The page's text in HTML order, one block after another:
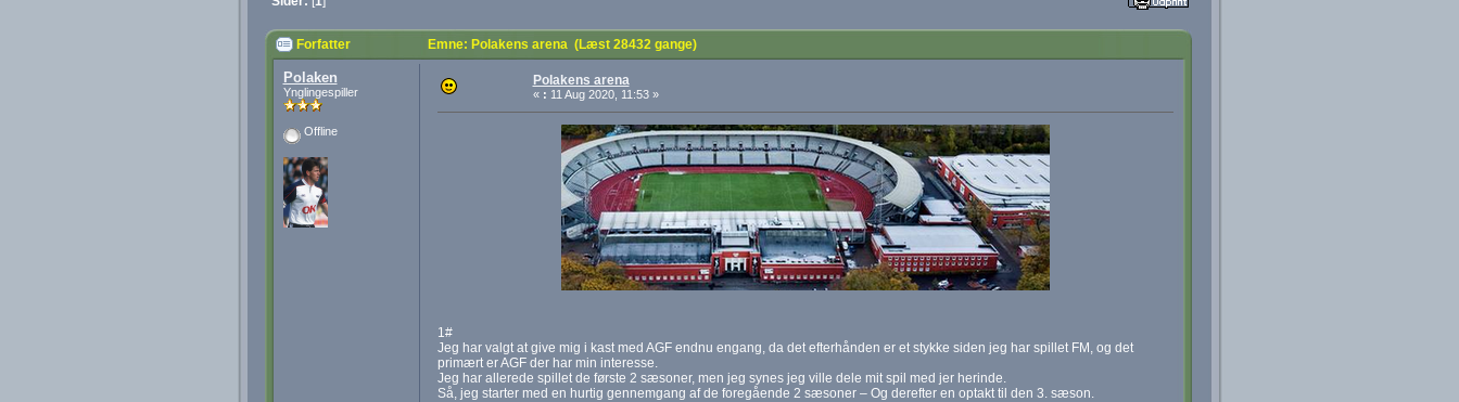
Forfatter Emne: Polakens arena (Læst 28432 gange)
Polaken
Ynglingespiller
Offline
Polakens arena
« : 11 Aug 2020, 11:53 »
1#
Jeg har valgt at give mig i kast med AGF endnu engang, da det efterhånden er et stykke siden jeg har spillet FM, og det
primært er AGF der har min interesse.
Jeg har allerede spillet de første 2 sæsoner, men jeg synes jeg ville dele mit spil med jer herinde.
Så, jeg starter med en hurtig gennemgang af de foregående 2 sæsoner – Og derefter en optakt til den 3. sæson.